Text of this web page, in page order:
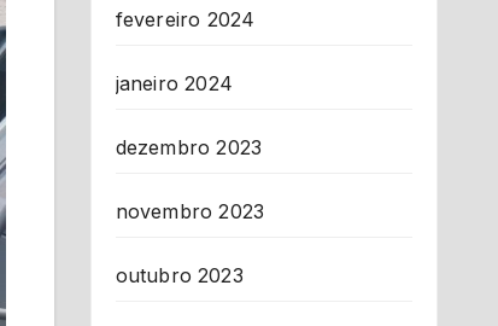
fevereiro 2024
janeiro 2024
dezembro 2023
novembro 2023
outubro 2023